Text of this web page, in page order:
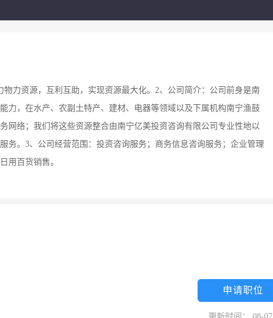
力资源，互利互助，实现资源最大化。2、公司简介：公司前身是南
力，在水产、农副土特产、建材、电器等领域以及下属机构南宁渔鼓
网络；我们将这些资源整合由南宁亿美投资咨询有限公司专业性地以
务。3、公司经营范围：投资咨询服务；商务信息咨询服务；企业管理
用百货销售。
申请职位